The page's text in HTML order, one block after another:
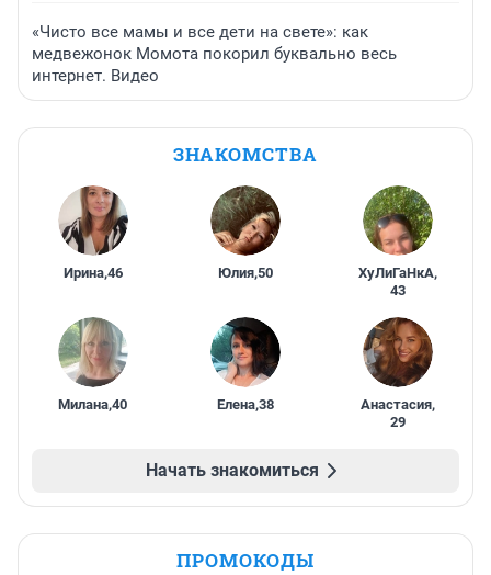
«Чисто все мамы и все дети на свете»: как
медвежонок Момота покорил буквально весь
интернет. Видео
ЗНАКОМСТВА
Ирина,46 Юлия,50 ХуЛиГаНкА,
43
Милана,40 Елена,38 Анастасия,
29
Начать знакомиться
ПРОМОКОДЫ